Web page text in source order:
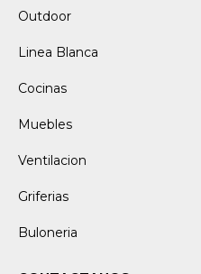
Outdoor
Linea Blanca
Cocinas
Muebles
Ventilacion
Griferias
Buloneria